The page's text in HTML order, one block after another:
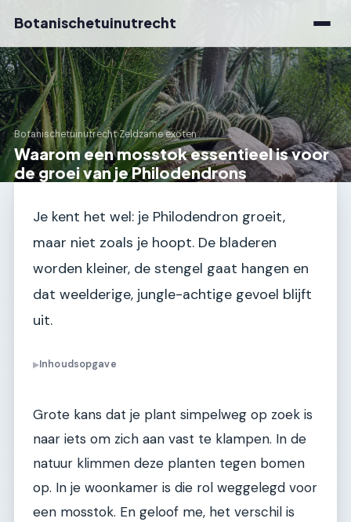
Botanischetuinutrecht
Botanischetuinutrecht›Zeldzame exoten
Waarom een mosstok essentieel is voor
de groei van je Philodendrons
Je kent het wel: je Philodendron groeit,
maar niet zoals je hoopt. De bladeren
worden kleiner, de stengel gaat hangen en
dat weelderige, jungle-achtige gevoel blijft
uit.
▶Inhoudsopgave
Grote kans dat je plant simpelweg op zoek is
naar iets om zich aan vast te klampen. In de
natuur klimmen deze planten tegen bomen
op. In je woonkamer is die rol weggelegd voor
een mosstok. En geloof me, het verschil is